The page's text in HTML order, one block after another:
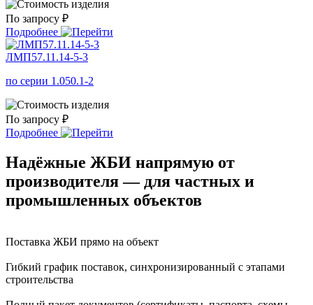
По запросу ₽
Подробнее
ЛМП57.11.14-5-3
по серии 1.050.1-2
По запросу ₽
Подробнее
Надёжные ЖБИ напрямую от
производителя — для частных и
промышленных объектов
Поставка ЖБИ прямо на объект
Гибкий график поставок, синхронизированный с этапами
строительства